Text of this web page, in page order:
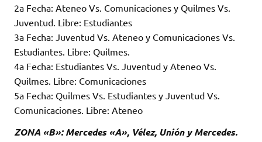
2a Fecha: Ateneo Vs. Comunicaciones y Quilmes Vs.
Juventud. Libre: Estudiantes
3a Fecha: Juventud Vs. Ateneo y Comunicaciones Vs.
Estudiantes. Libre: Quilmes.
4a Fecha: Estudiantes Vs. Juventud y Ateneo Vs.
Quilmes. Libre: Comunicaciones
5a Fecha: Quilmes Vs. Estudiantes y Juventud Vs.
Comunicaciones. Libre: Ateneo
ZONA «B»: Mercedes «A», Vélez, Unión y Mercedes.